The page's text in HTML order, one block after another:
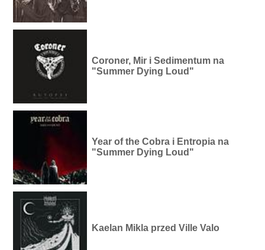
Coroner, Mir i Sedimentum na
"Summer Dying Loud"
Year of the Cobra i Entropia na
"Summer Dying Loud"
Kaelan Mikla przed Ville Valo